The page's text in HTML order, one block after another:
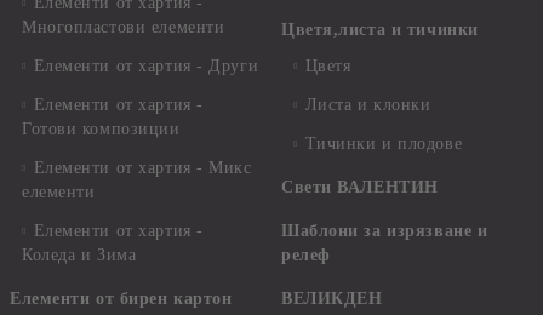
Многопластови елементи
Елементи от хартия - Други
Елементи от хартия -
Готови композиции
Елементи от хартия - Микс
елементи
Елементи от хартия -
Коледа и Зима
Елементи от бирен картон
Цветя,листа и тичинки
Цветя
Листа и клонки
Тичинки и плодове
Свети ВАЛЕНТИН
Шаблони за изрязване и
релеф
ВЕЛИКДЕН